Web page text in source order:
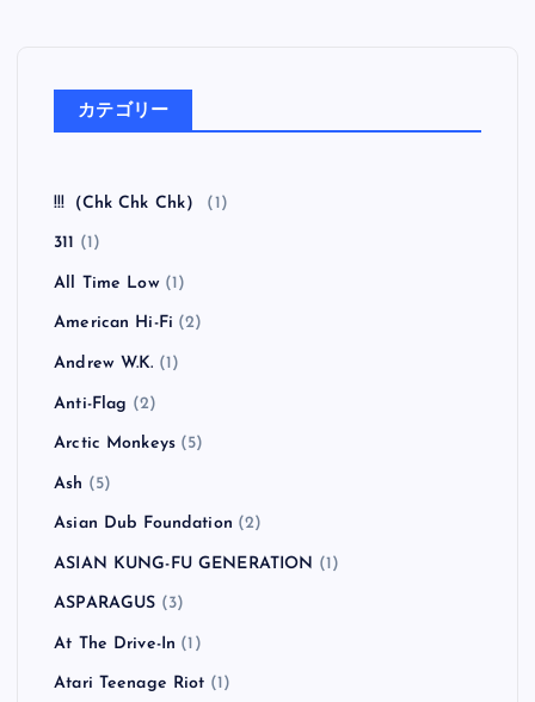
カテゴリー
!!!（Chk Chk Chk） (1)
311 (1)
All Time Low(1)
American Hi-Fi (2)
Andrew W.K. (1)
Anti-Flag (2)
Arctic Monkeys (5)
Ash (5)
Asian Dub Foundation (2)
ASIAN KUNG-FU GENERATION (1)
ASPARAGUS (3)
At The Drive-In (1)
Atari Teenage Riot (1)